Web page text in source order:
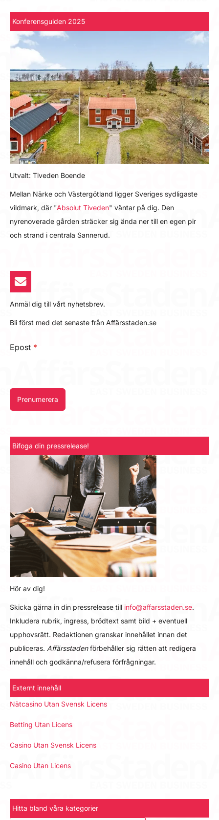
Konferensguiden 2025
Utvalt: Tiveden Boende
Mellan Närke och Västergötland ligger Sveriges sydligaste
vildmark, där "Absolut Tiveden" väntar på dig. Den
nyrenoverade gården sträcker sig ända ner till en egen pir
och strand i centrala Sannerud.
Anmäl dig till vårt nyhetsbrev.
Bli först med det senaste från Affärsstaden.se
Epost *
Prenumerera
Bifoga din pressrelease!
Hör av dig!
Skicka gärna in din pressrelease till info@affarsstaden.se.
Inkludera rubrik, ingress, brödtext samt bild + eventuell
upphovsrätt. Redaktionen granskar innehållet innan det
publiceras. Affärsstadenförbehåller sig rätten att redigera
innehåll och godkänna/refusera förfrågningar.
Externt innehåll
Nätcasino Utan Svensk Licens
Betting Utan Licens
Casino Utan Svensk Licens
Casino Utan Licens
Hitta bland våra kategorier